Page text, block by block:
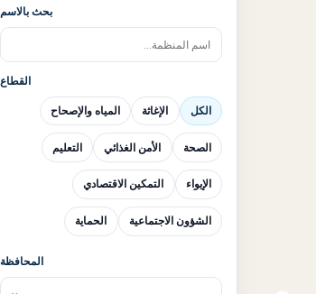
بحث بالاسم
القطاع
الكل الإغاثة المياه والإصحاح
الصحة الأمن الغذائي التعليم
الإيواء التمكين الاقتصادي
الشؤون الاجتماعية الحماية
المحافظة